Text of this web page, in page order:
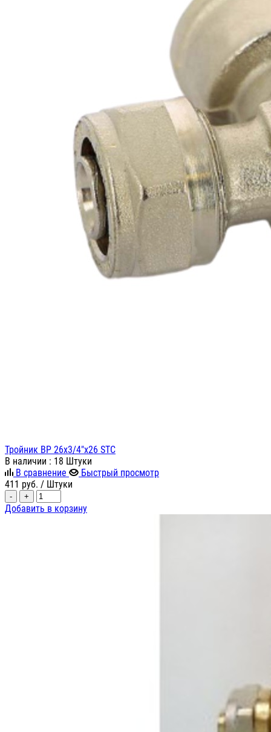
Тройник ВР 26х3/4"х26 STC
В наличии : 18 Штуки
В сравнение
Быстрый просмотр
411 руб. / Штуки
- +
Добавить в корзину